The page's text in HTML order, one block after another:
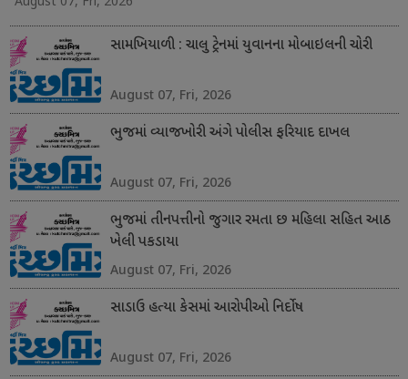
સામખિયાળી : ચાલુ ટ્રેનમાં યુવાનના મોબાઇલની ચોરી
August 07, Fri, 2026
ભુજમાં વ્યાજખોરી અંગે પોલીસ ફરિયાદ દાખલ
August 07, Fri, 2026
ભુજમાં તીનપત્તીનો જુગાર રમતા છ મહિલા સહિત આઠ
ખેલી પકડાયા
August 07, Fri, 2026
સાડાઉ હત્યા કેસમાં આરોપીઓ નિર્દોષ
August 07, Fri, 2026